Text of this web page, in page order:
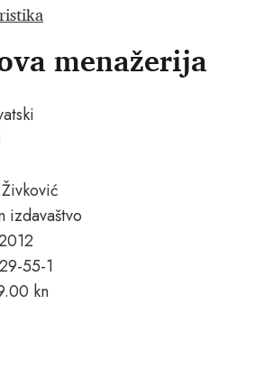
menažerija
izdavaštvo
55-1
kn